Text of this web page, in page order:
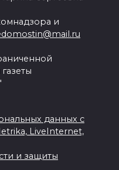
и
данных с
LiveInternet,
и защиты